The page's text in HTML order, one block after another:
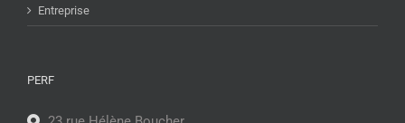
Entreprise
PERF